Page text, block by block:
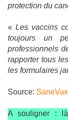
protection du
«Les vaccins
toujours un
professionnels
rapporter tous
les formulaires
Source: SaneVax
A souligner :